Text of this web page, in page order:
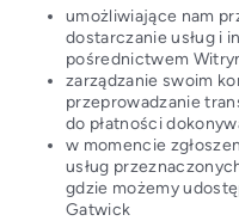
umożliwiające nam
dostarczanie usług i
pośrednictwem
zarządzanie swoim
przeprowadzanie
do płatności
w momencie
usług
gdzie możemy
Gatwick